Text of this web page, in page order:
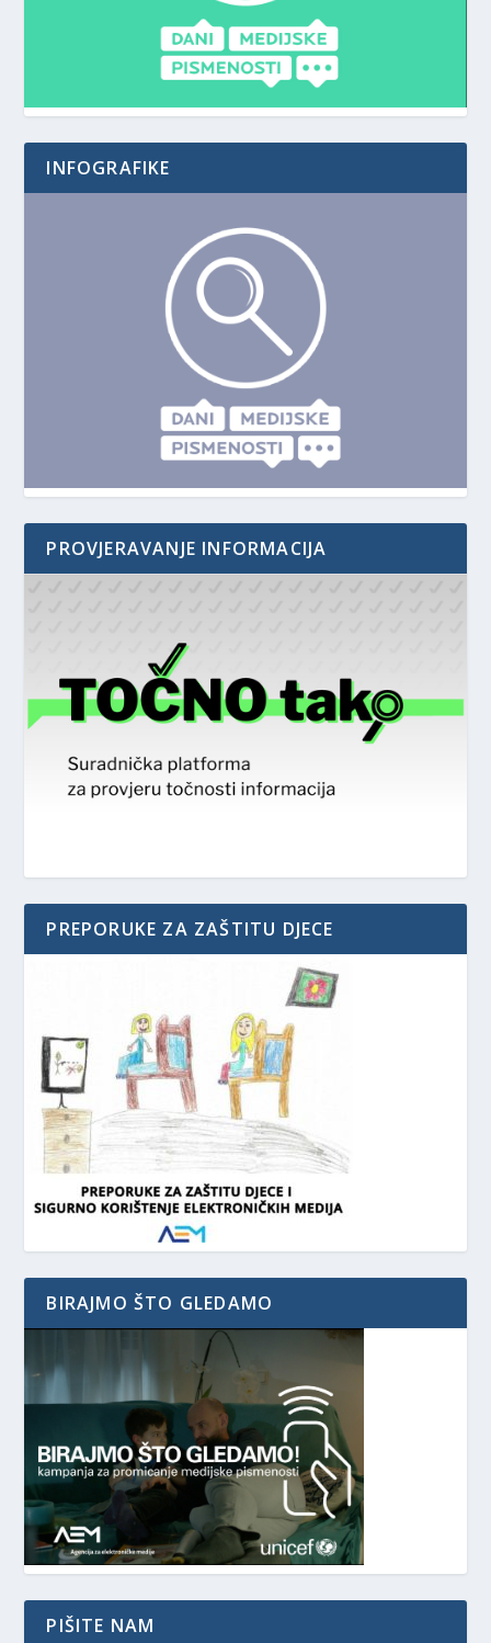
INFOGRAFIKE
PROVJERAVANJE INFORMACIJA
PREPORUKE ZA ZAŠTITU DJECE
BIRAJMO ŠTO GLEDAMO
PIŠITE NAM